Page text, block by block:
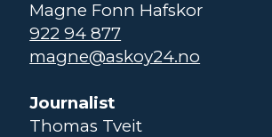
Magne Fonn Hafskor
922 94 877
magne@askoy24.no
Journalist
Thomas Tveit